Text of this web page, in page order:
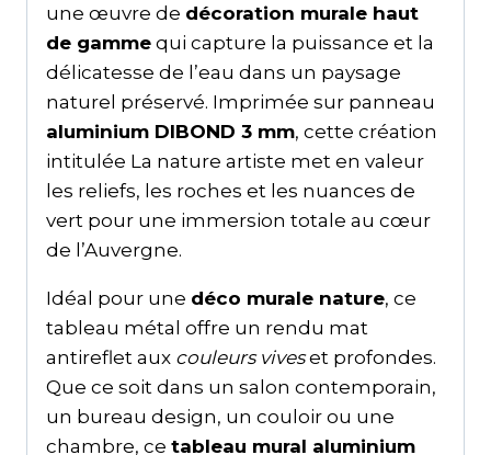
une œuvre de décoration murale haut
de gamme qui capture la puissance et la
délicatesse de l’eau dans un paysage
naturel préservé. Imprimée sur panneau
aluminium DIBOND 3 mm, cette création
intitulée La nature artiste met en valeur
les reliefs, les roches et les nuances de
vert pour une immersion totale au cœur
de l’Auvergne.
Idéal pour une déco murale nature, ce
tableau métal offre un rendu mat
antireflet aux couleurs viveset profondes.
Que ce soit dans un salon contemporain,
un bureau design, un couloir ou une
chambre, ce tableau mural aluminium